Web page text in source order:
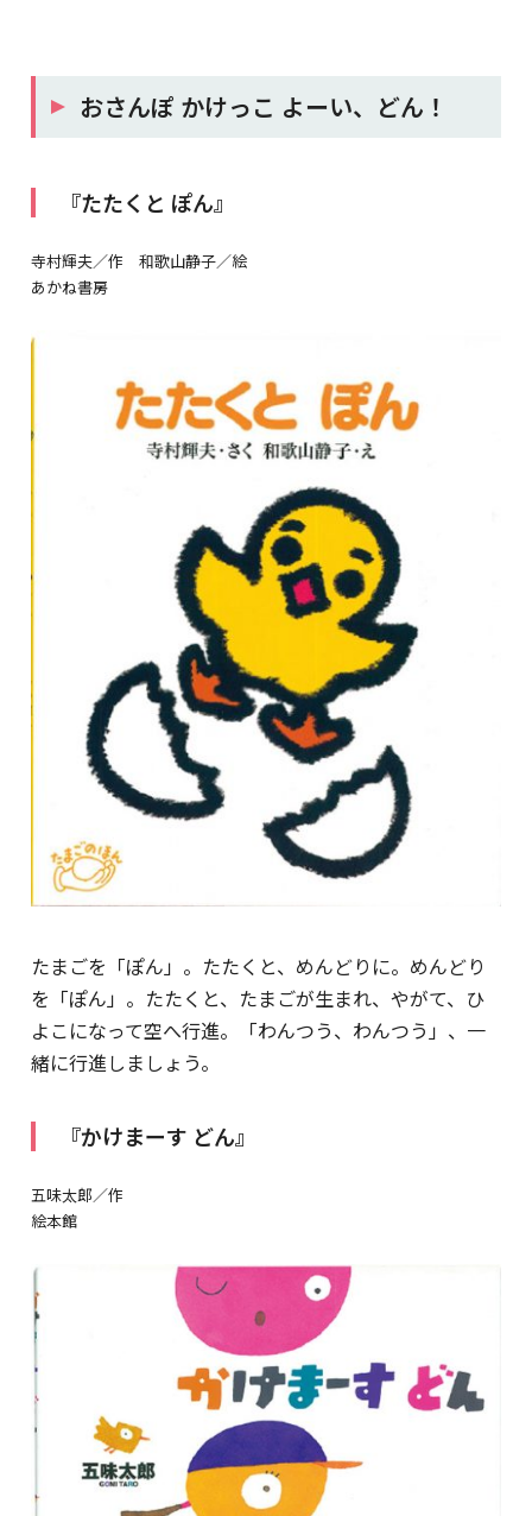
おさんぽ かけっこ よーい、どん！
『たたくと ぽん』
寺村輝夫／作 和歌山静子／絵
あかね書房
たまごを「ぽん」。たたくと、めんどりに。めんどり
を「ぽん」。たたくと、たまごが生まれ、やがて、ひ
よこになって空へ行進。「わんつう、わんつう」、一
緒に行進しましょう。
『かけまーす どん』
五味太郎／作
絵本館